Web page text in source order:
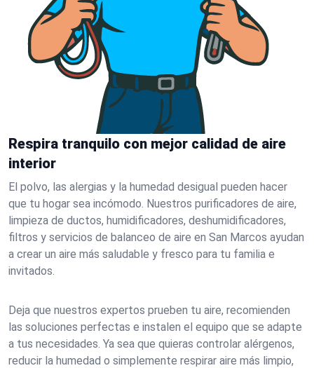
Respira tranquilo con mejor calidad de aire
interior
El polvo, las alergias y la humedad desigual pueden hacer
que tu hogar sea incómodo. Nuestros purificadores de aire,
limpieza de ductos, humidificadores, deshumidificadores,
filtros y servicios de balanceo de aire en San Marcos ayudan
a crear un aire más saludable y fresco para tu familia e
invitados.
Deja que nuestros expertos prueben tu aire, recomienden
las soluciones perfectas e instalen el equipo que se adapte
a tus necesidades. Ya sea que quieras controlar alérgenos,
reducir la humedad o simplemente respirar aire más limpio,